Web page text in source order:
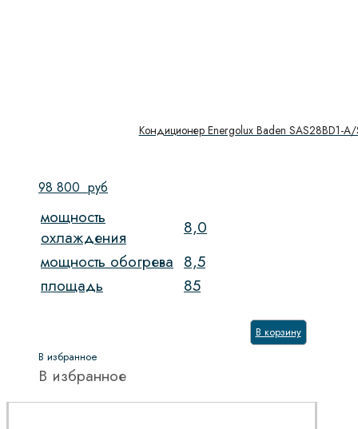
Кондиционер Energolux Baden SAS28BD1-A/
98 800 руб
мощность
охлаждения
8,0
мощность обогрева 8,5
площадь
85
В корзину
В избранное
В избранное